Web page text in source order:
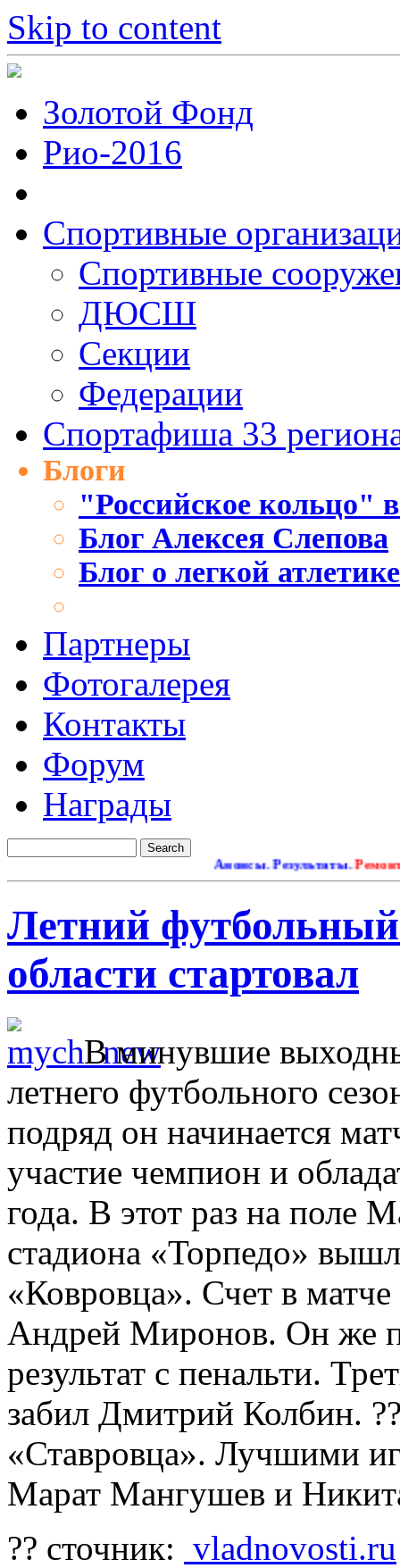
Skip to content
Золотой Фонд
Рио-2016
Спортивные
Cпортивные
ДЮСШ
Секции
Федерации
Спортафиша 33
Блоги
"Российское кольцо"
Блог Алексея Слепова
Блог о легкой
Партнеры
Фотогалерея
Контакты
Форум
Награды
Анонсы. Результаты.Ремонт
Летний футбольный
области стартовал
В минувшие
летнего футбольного
подряд он начинается
участие чемпион и
года. В этот раз на поле
стадиона «Торпедо»
«Ковровца». Счет в
Андрей Миронов. Он же
результат с пенальти.
забил Дмитрий Колбин.
«Ставровца». Лучшими
Марат Мангушев и
?? сточник: vladnovosti.ru